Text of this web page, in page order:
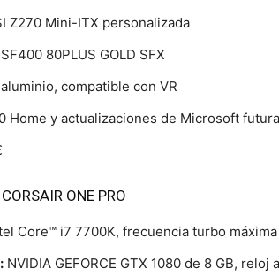
Z270 Mini-ITX personalizada
80PLUS GOLD SFX
compatible con VR
Home y actualizaciones de Microsoft
ONE PRO
Core™ i7 7700K, frecuencia turbo
NVIDIA GEFORCE GTX 1080 de 8 GB,